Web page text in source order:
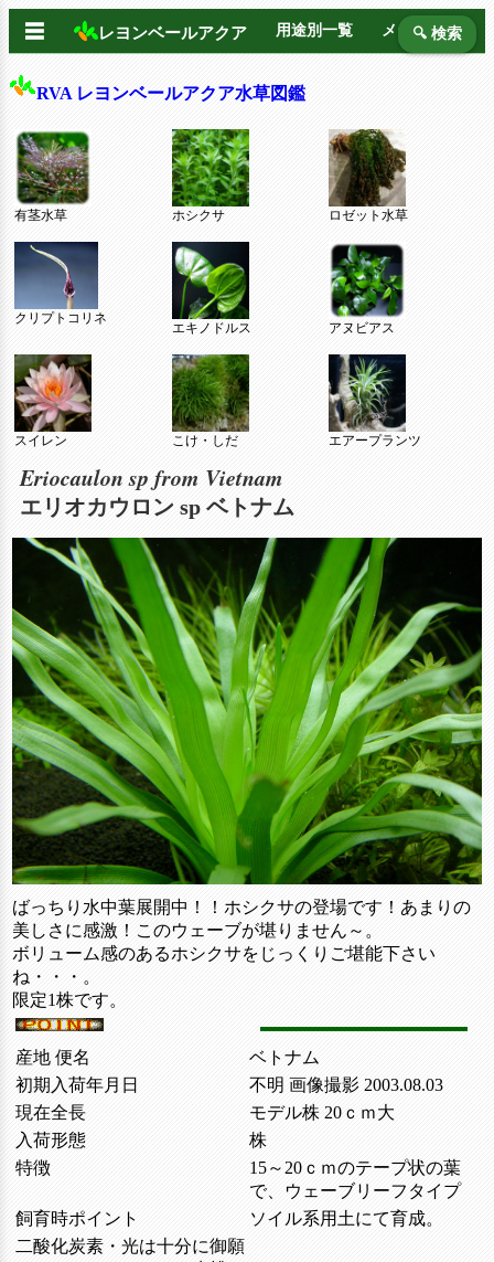
☰ レヨンベールアクア 用途別一覧 メーカー別
🔍 検索
RVA レヨンベールアクア水草図鑑
有茎水草 ホシクサ ロゼット水草
クリプトコリネ
エキノドルス アヌビアス
スイレン こけ・しだ エアープランツ
Eriocaulon sp from Vietnam
エリオカウロン sp ベトナム
ばっちり水中葉展開中！！ホシクサの登場です！あまりの
美しさに感激！このウェーブが堪りません～。
ボリューム感のあるホシクサをじっくりご堪能下さい
ね・・・。
限定1株です。
産地 便名
ベトナム
初期入荷年月日
不明 画像撮影 2003.08.03
現在全長
モデル株 20ｃｍ大
入荷形態
株
特徴
15～20ｃｍのテープ状の葉
で、ウェーブリーフタイプ
飼育時ポイント
ソイル系用土にて育成。
二酸化炭素・光は十分に御願